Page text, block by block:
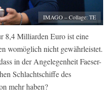
IMAGO – Collage: TE
8,4 Milliarden Euro ist eine
womöglich nicht gewährleistet.
in der Angelegenheit Faeser-
Schlachtschiffe des
mehr haben?